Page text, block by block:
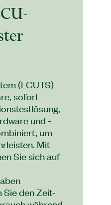
(ECUTS)
sofort
und -
um
Mit
Sie sich auf
Sie den Zeit-